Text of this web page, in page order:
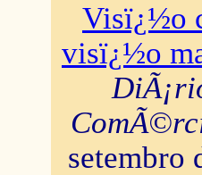
Visï¿½o
visï¿½o
setembro